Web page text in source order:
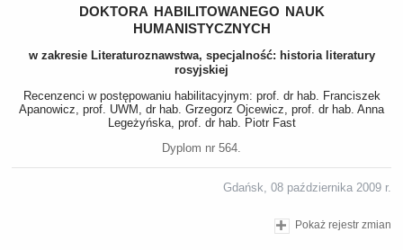
doktora habilitowanego nauk
humanistycznych
w zakresie Literaturoznawstwa, specjalność: historia literatury
rosyjskiej
Recenzenci w postępowaniu habilitacyjnym: prof. dr hab. Franciszek
Apanowicz, prof. UWM, dr hab. Grzegorz Ojcewicz, prof. dr hab. Anna
Legeżyńska, prof. dr hab. Piotr Fast
Dyplom nr 564.
Gdańsk, 08 października 2009 r.
Pokaż rejestr zmian